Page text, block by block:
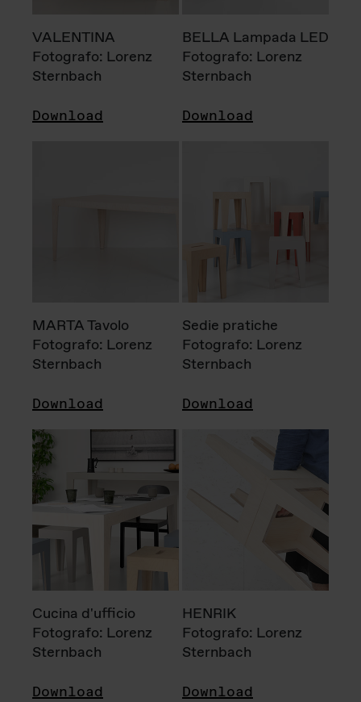
VALENTINA
Fotografo: Lorenz
Sternbach
Download
BELLA Lampada LED
Fotografo: Lorenz
Sternbach
Download
MARTA Tavolo
Fotografo: Lorenz
Sternbach
Download
Sedie pratiche
Fotografo: Lorenz
Sternbach
Download
Cucina d'ufficio
Fotografo: Lorenz
Sternbach
Download
HENRIK
Fotografo: Lorenz
Sternbach
Download